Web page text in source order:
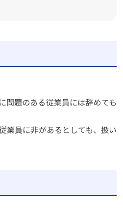
問題のある従業員には辞めても
業員に非があるとしても、扱い